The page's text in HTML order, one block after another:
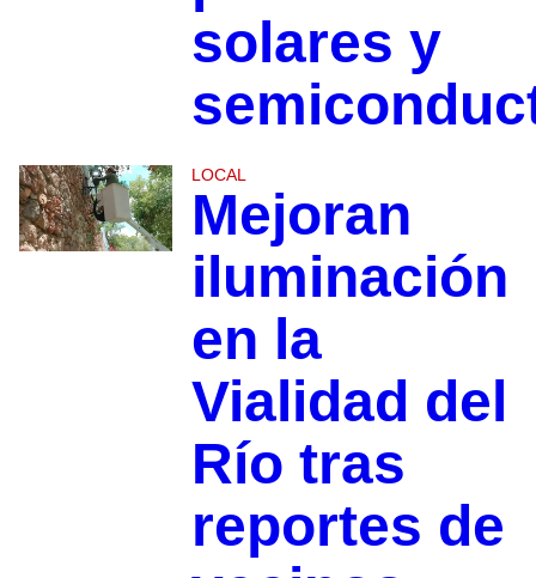
solares y
LOCAL
Mejoran
iluminación
en la
Vialidad del
Río tras
reportes de